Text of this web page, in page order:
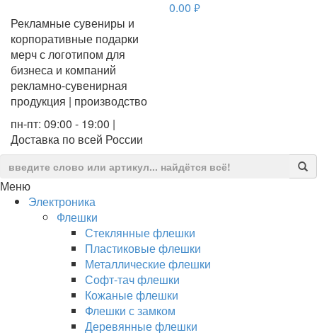
Рекламные сувениры и
корпоративные подарки
мерч с логотипом для
бизнеса и компаний
рекламно-сувенирная
продукция | производство
пн-пт: 09:00 - 19:00 |
Доставка по всей России
0.00 руб.
Меню
Электроника
Флешки
Стеклянные флешки
Пластиковые флешки
Металлические флешки
Софт-тач флешки
Кожаные флешки
Флешки с замком
Деревянные флешки